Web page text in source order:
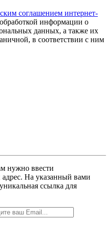
соглашением интернет-
информации о
данных, а также их
в соответствии с ним
нужно ввести
На указанный вами
ссылка для